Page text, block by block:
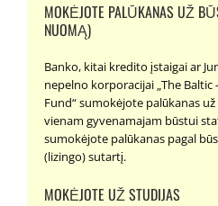
MOKĖJOTE PALŪKANAS UŽ
NUOMĄ)
Banko, kitai kredito įstaigai ar
nepelno korporacijai „The Baltic
Fund“ sumokėjote palūkanas
vienam gyvenamajam būstui
sumokėjote palūkanas pagal
(lizingo) sutartį.
MOKĖJOTE UŽ STUDIJAS